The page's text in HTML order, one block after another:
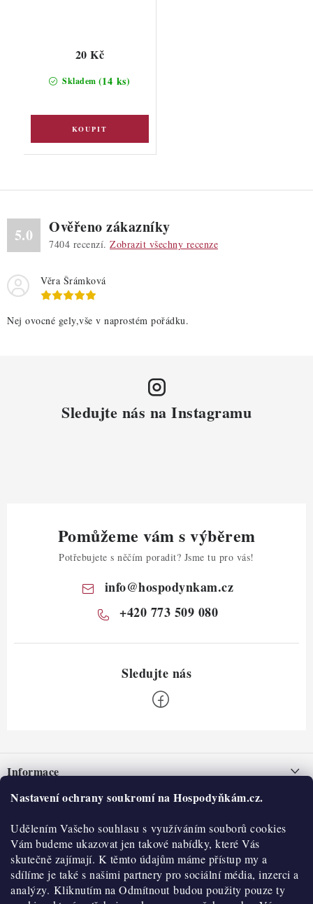
Nastavení ochrany soukromí na Hospodyňkám.cz.
Udělením Vašeho souhlasu s využíváním souborů cookies
Vám budeme ukazovat jen takové nabídky, které Vás
skutečně zajímají. K těmto údajům máme přístup my a
sdílíme je také s našimi partnery pro sociální média, inzerci a
analýzy. Kliknutím na Odmítnout budou použity pouze ty
Skladem (14 ks)
20 Kč
5.0 Ověřeno zákazníky
7404 recenzí. Zobrazit všechny recenze
Věra Šrámková
Nej ovocné gely,vše v naprostém pořádku.
Sledujte nás na Instagramu
Pomůžeme vám s výběrem
Potřebujete s něčím poradit? Jsme tu pro vás!
info@hospodynkam.cz
+420 773 509 080
pInformace
Nepřevzetí zásilky na dobírku
Obchodní podmínky
Hodnocení obchodu
Blog
O nás
Historie
Kontakty
O nákupu
Reklamace a vratky